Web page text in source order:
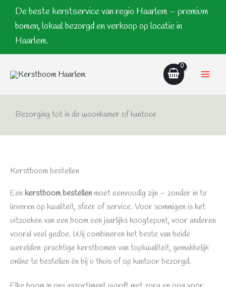
inhoud
De beste kerstservice van regio Haarlem – premium
bomen, lokaal bezorgd en verkoop op locatie in
Haarlem.
Bezorging tot in de woonkamer of kantoor
Kerstboom bestellen
Een kerstboom bestellenmoet eenvoudig zijn – zonder in te
leveren op kwaliteit, sfeer of service. Voor sommigen is het
uitzoeken van een boom een jaarlijks hoogtepunt, voor anderen
vooral veel gedoe. Wij combineren het beste van beide
werelden: prachtige kerstbomen van topkwaliteit, gemakkelijk
online te bestellen én bij u thuis of op kantoor bezorgd.